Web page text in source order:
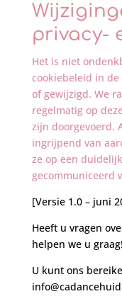
privacy-
Het is niet
cookiebeleid in
of gewijzigd. We
regelmatig op
zijn doorgevoerd.
ingrijpend van
ze op een
gecommuniceerd
[Versie 1.0 – juni
Heeft u vragen
helpen we u graag!
U kunt ons